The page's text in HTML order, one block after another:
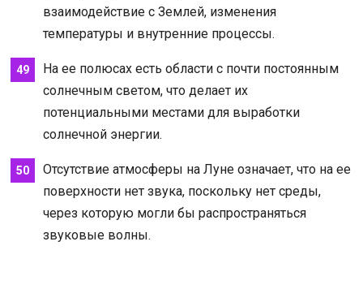
взаимодействие с Землей, изменения
температуры и внутренние процессы.
На ее полюсах есть области с почти постоянным
солнечным светом, что делает их
потенциальными местами для выработки
солнечной энергии.
Отсутствие атмосферы на Луне означает, что на ее
поверхности нет звука, поскольку нет среды,
через которую могли бы распространяться
звуковые волны.